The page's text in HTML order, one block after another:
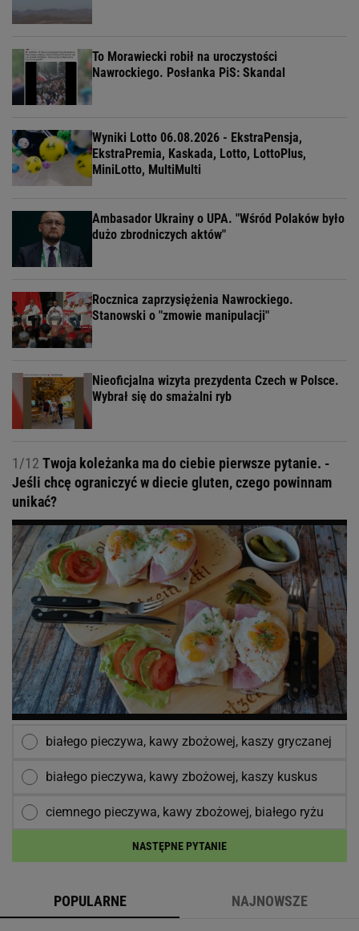
To Morawiecki robił na uroczystości
Nawrockiego. Posłanka PiS: Skandal
Wyniki Lotto 06.08.2026 - EkstraPensja,
EkstraPremia, Kaskada, Lotto, LottoPlus,
MiniLotto, MultiMulti
Ambasador Ukrainy o UPA. "Wśród Polaków było
dużo zbrodniczych aktów"
Rocznica zaprzysiężenia Nawrockiego.
Stanowski o "zmowie manipulacji"
Nieoficjalna wizyta prezydenta Czech w Polsce.
Wybrał się do smażalni ryb
1/12 Twoja koleżanka ma do ciebie pierwsze pytanie. -
Jeśli chcę ograniczyć w diecie gluten, czego powinnam
unikać?
białego pieczywa, kawy zbożowej, kaszy gryczanej
białego pieczywa, kawy zbożowej, kaszy kuskus
ciemnego pieczywa, kawy zbożowej, białego ryżu
NASTĘPNE PYTANIE
POPULARNE NAJNOWSZE